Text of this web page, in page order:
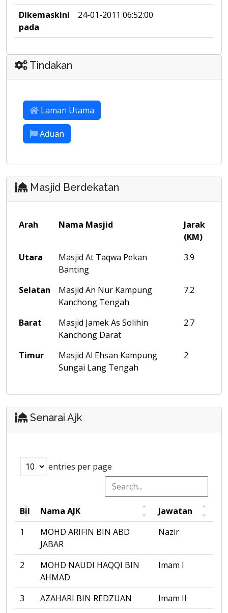
Dikemaskini
pada
24-01-2011 06:52:00
Tindakan
Laman Utama
Aduan
Masjid Berdekatan
Arah Nama Masjid
Jarak
(KM)
Utara
Masjid At Taqwa Pekan
Banting
3.9
Selatan
Masjid An Nur Kampung
Kanchong Tengah
7.2
Barat
Masjid Jamek As Solihin
Kanchong Darat
2.7
Timur
Masjid Al Ehsan Kampung
Sungai Lang Tengah
2
Senarai Ajk
entries per page
Bil Nama AJK
Jawatan
1
MOHD ARIFIN BIN ABD
JABAR
Nazir
2
MOHD NAUDI HAQQI BIN
AHMAD
Imam I
3 AZAHARI BIN REDZUAN
Imam II